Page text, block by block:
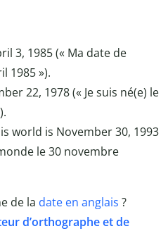
3, 1985 (« Ma date de
1985 »).
22, 1978 (« Je suis né(e) le
world is November 30, 1993
le 30 novembre
de la date en anglais ?
d’orthographe et de